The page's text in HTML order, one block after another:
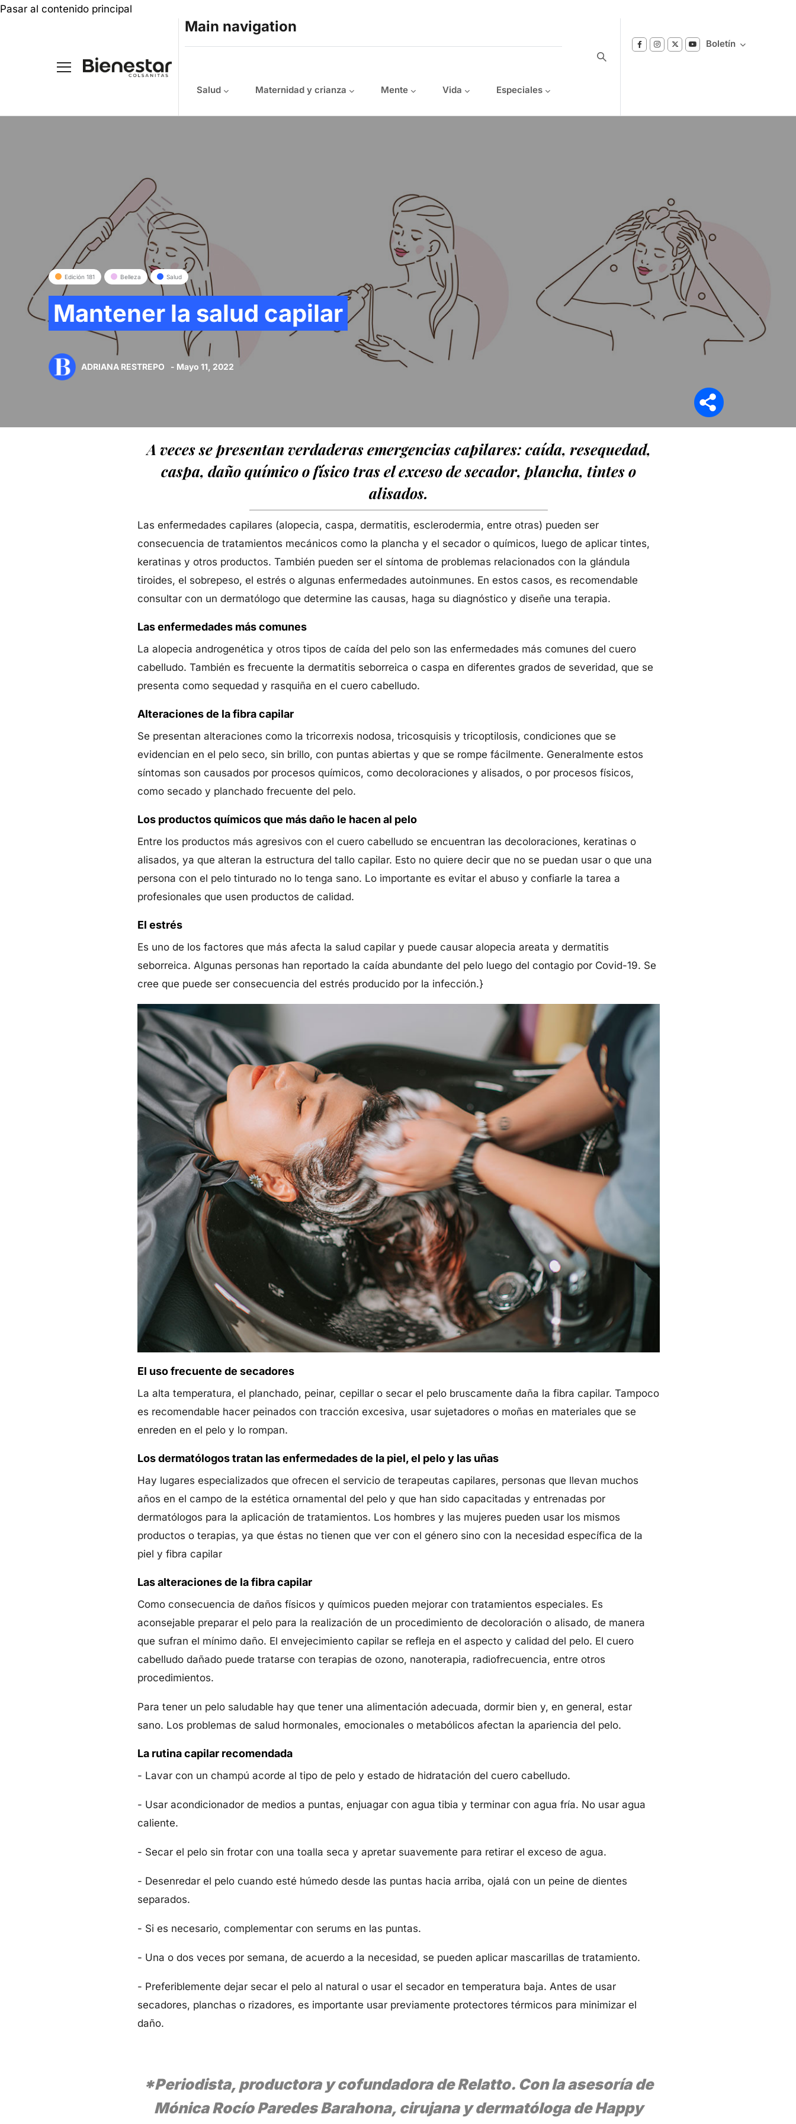
Pasar al contenido principal
Main navigation
Salud Maternidad y crianza Mente Vida Especiales
Boletín
Síganos en
Edición 181 Belleza Salud
Mantener la salud capilar
ADRIANA RESTREPO - Mayo 11, 2022
A veces se presentan verdaderas emergencias capilares: caída, resequedad,
caspa, daño químico o físico tras el exceso de secador, plancha, tintes o
alisados.
Las enfermedades capilares (alopecia, caspa, dermatitis, esclerodermia, entre otras) pueden ser
consecuencia de tratamientos mecánicos como la plancha y el secador o químicos, luego de aplicar tintes,
keratinas y otros productos. También pueden ser el síntoma de problemas relacionados con la glándula
tiroides, el sobrepeso, el estrés o algunas enfermedades autoinmunes. En estos casos, es recomendable
consultar con un dermatólogo que determine las causas, haga su diagnóstico y diseñe una terapia.
Las enfermedades más comunes
La alopecia androgenética y otros tipos de caída del pelo son las enfermedades más comunes del cuero
cabelludo. También es frecuente la dermatitis seborreica o caspa en diferentes grados de severidad, que se
presenta como sequedad y rasquiña en el cuero cabelludo.
Alteraciones de la fibra capilar
Se presentan alteraciones como la tricorrexis nodosa, tricosquisis y tricoptilosis, condiciones que se
evidencian en el pelo seco, sin brillo, con puntas abiertas y que se rompe fácilmente. Generalmente estos
síntomas son causados por procesos químicos, como decoloraciones y alisados, o por procesos físicos,
como secado y planchado frecuente del pelo.
Los productos químicos que más daño le hacen al pelo
Entre los productos más agresivos con el cuero cabelludo se encuentran las decoloraciones, keratinas o
alisados, ya que alteran la estructura del tallo capilar. Esto no quiere decir que no se puedan usar o que una
persona con el pelo tinturado no lo tenga sano. Lo importante es evitar el abuso y confiarle la tarea a
profesionales que usen productos de calidad.
El estrés
Es uno de los factores que más afecta la salud capilar y puede causar alopecia areata y dermatitis
seborreica. Algunas personas han reportado la caída abundante del pelo luego del contagio por Covid-19. Se
cree que puede ser consecuencia del estrés producido por la infección.}
El uso frecuente de secadores
La alta temperatura, el planchado, peinar, cepillar o secar el pelo bruscamente daña la fibra capilar. Tampoco
es recomendable hacer peinados con tracción excesiva, usar sujetadores o moñas en materiales que se
enreden en el pelo y lo rompan.
Los dermatólogos tratan las enfermedades de la piel, el pelo y las uñas
Hay lugares especializados que ofrecen el servicio de terapeutas capilares, personas que llevan muchos
años en el campo de la estética ornamental del pelo y que han sido capacitadas y entrenadas por
dermatólogos para la aplicación de tratamientos. Los hombres y las mujeres pueden usar los mismos
productos o terapias, ya que éstas no tienen que ver con el género sino con la necesidad específica de la
piel y fibra capilar
Las alteraciones de la fibra capilar
Como consecuencia de daños físicos y químicos pueden mejorar con tratamientos especiales. Es
aconsejable preparar el pelo para la realización de un procedimiento de decoloración o alisado, de manera
que sufran el mínimo daño. El envejecimiento capilar se refleja en el aspecto y calidad del pelo. El cuero
cabelludo dañado puede tratarse con terapias de ozono, nanoterapia, radiofrecuencia, entre otros
procedimientos.
Para tener un pelo saludable hay que tener una alimentación adecuada, dormir bien y, en general, estar
sano. Los problemas de salud hormonales, emocionales o metabólicos afectan la apariencia del pelo.
La rutina capilar recomendada
- Lavar con un champú acorde al tipo de pelo y estado de hidratación del cuero cabelludo.
- Usar acondicionador de medios a puntas, enjuagar con agua tibia y terminar con agua fría. No usar agua
caliente.
- Secar el pelo sin frotar con una toalla seca y apretar suavemente para retirar el exceso de agua.
- Desenredar el pelo cuando esté húmedo desde las puntas hacia arriba, ojalá con un peine de dientes
separados.
- Si es necesario, complementar con serums en las puntas.
- Una o dos veces por semana, de acuerdo a la necesidad, se pueden aplicar mascarillas de tratamiento.
- Preferiblemente dejar secar el pelo al natural o usar el secador en temperatura baja. Antes de usar
secadores, planchas o rizadores, es importante usar previamente protectores térmicos para minimizar el
daño.
*Periodista, productora y cofundadora de Relatto. Con la asesoría de
Mónica Rocío Paredes Barahona, cirujana y dermatóloga de Happy